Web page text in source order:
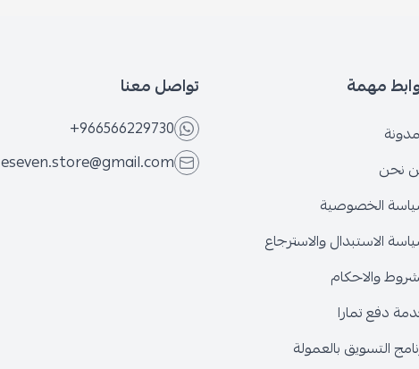
مهمة
نحن
الخصوصية
الاستبدال والاسترجاع
والاحكام
دفع تمارا
التسويق بالعمولة
تواصل معنا
+966566229730
eseven.store@gmail.com